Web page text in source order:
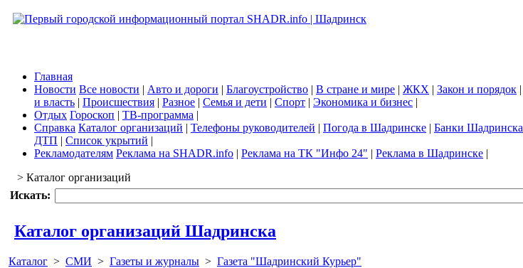
Главная
Новости Все новости | Авто и дороги | Благоустройство | В стране и мире | ЖКХ | Закон и порядок |
и власть | Происшествия | Разное | Семья и дети | Спорт | Экономика и бизнес |
Отдых Гороскоп | ТВ-программа |
Справка Каталог организаций | Телефоны руководителей | Погода в Шадринске | Банки Шадринска
ДТП | Список укрытий |
Рекламодателям Реклама на SHADR.info | Реклама на ТК "Инфо 24" | Реклама в Шадринске |
> Каталог организаций
Искать:
Каталог организаций Шадринска
Каталог > СМИ > Газеты и журналы > Газета "Шадринский Курьер"